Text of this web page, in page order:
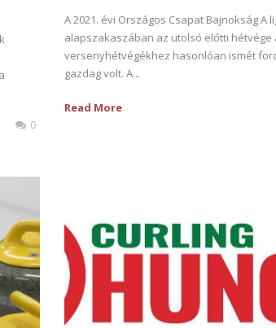
0
A 2021. évi Országos Csapat Bajnokság A
alapszakaszában az utolsó előtti hétvége
versenyhétvégékhez hasonlóan ismét
gazdag volt. A...
Read More